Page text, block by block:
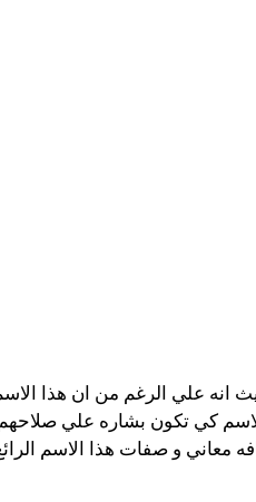
انه علي الرغم من ان هذا
الاسم كي تكون بشاره علي
معاني و صفات هذا الاسم